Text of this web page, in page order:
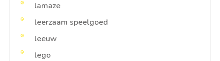
lamaze
leerzaam speelgoed
leeuw
lego